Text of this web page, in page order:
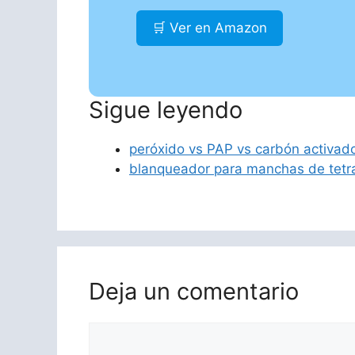
🛒 Ver en Amazon
Sigue leyendo
peróxido vs PAP vs carbón
blanqueador para manchas de
Deja un comentario